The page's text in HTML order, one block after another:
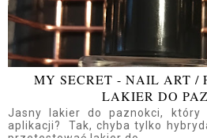
MY SECRET - NAIL ART /
LAKIER DO
Jasny lakier do paznokci, który
aplikacji? Tak, chyba tylko